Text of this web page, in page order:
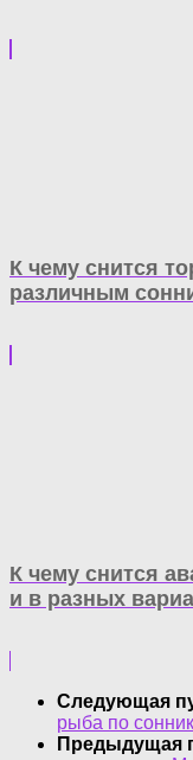
К чему снится
различным
К чему снится
и в разных
Следующая
рыба по
Предыдущая